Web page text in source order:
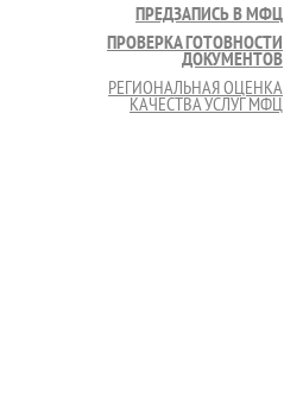
ПРЕДЗАПИСЬ В МФЦ
ПРОВЕРКА ГОТОВНОСТИ
ДОКУМЕНТОВ
РЕГИОНАЛЬНАЯ ОЦЕНКА
КАЧЕСТВА УСЛУГ МФЦ